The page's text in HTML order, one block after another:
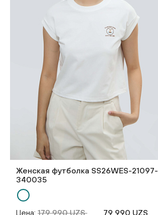
Женская футболка SS26WES-21097-
340035
Цена: 179 990 UZS 79 990 UZS